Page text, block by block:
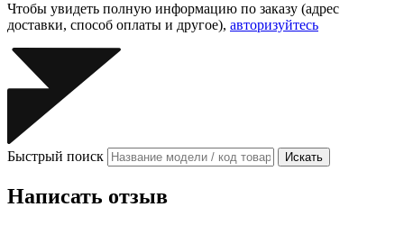
Чтобы увидеть полную информацию по заказу (адрес
доставки, способ оплаты и другое), авторизуйтесь
Быстрый поиск Искать
Написать отзыв